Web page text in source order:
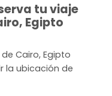
tu viaje
Egipto
Cairo, Egipto
la ubicación de